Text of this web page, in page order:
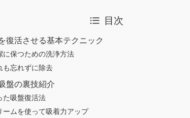
目次
復活させる基本テクニック
に保つための洗浄方法
も忘れずに除去
盤の裏技紹介
た吸盤復活法
ームを使って吸着力アップ